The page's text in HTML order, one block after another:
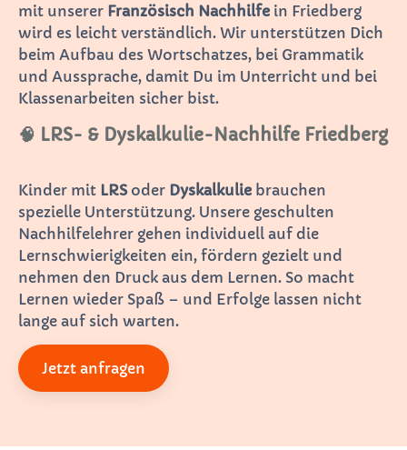
mit unserer Französisch Nachhilfe in Friedberg
wird es leicht verständlich. Wir unterstützen Dich
beim Aufbau des Wortschatzes, bei Grammatik
und Aussprache, damit Du im Unterricht und bei
Klassenarbeiten sicher bist.
🧠 LRS- & Dyskalkulie-Nachhilfe Friedberg
Kinder mit LRSoder Dyskalkulie brauchen
spezielle Unterstützung. Unsere geschulten
Nachhilfelehrer gehen individuell auf die
Lernschwierigkeiten ein, fördern gezielt und
nehmen den Druck aus dem Lernen. So macht
Lernen wieder Spaß – und Erfolge lassen nicht
lange auf sich warten.
Jetzt anfragen